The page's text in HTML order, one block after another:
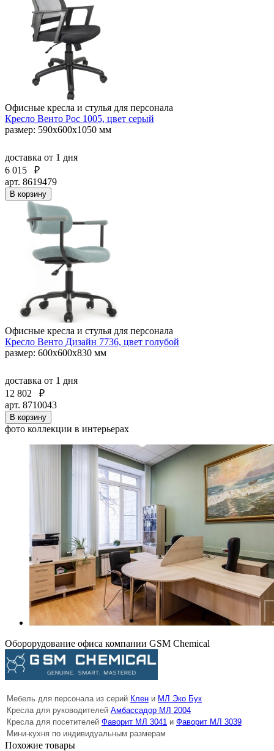
Офисные кресла и стулья для персонала
Кресло Венто Рос 1005, цвет серый
размер: 590х600х1050 мм
доставка от 1 дня
6 015
₽
арт. 8619479
В корзину
Офисные кресла и стулья для персонала
Кресло Венто Дизайн 7736, цвет голубой
размер: 600х600х830 мм
доставка от 1 дня
12 802
₽
арт. 8710043
В корзину
фото коллекции в интерьерах
Оборорудование офиса компании GSM Chemical
Мебель для персонала из серий Клен и МЛ Эко Бук
Кресла для руководителей Амбассадор МЛ 2004
Кресла для посетителей Фаворит МЛ 3041 и Фаворит МЛ 3039
Мини-кухня по индивидуальным размерам
Похожие товары